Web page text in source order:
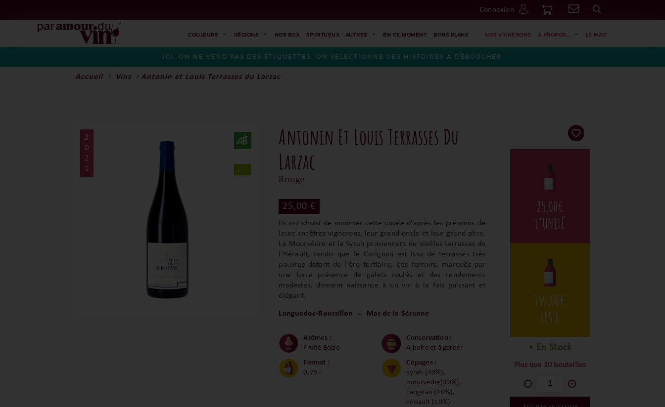
Connexion
Go
COULEURS RÉGIONS NOS BOX SPIRITUEUX - AUTRES EN CE MOMENT BONS PLANS NOS VIGNERONS À PROPOS... LE MAG'
ICI, ON NE VEND PAS DES ÉTIQUETTES. ON SÉLECTIONNE DES HISTOIRES À DÉBOUCHER
Accueil Vins Antonin et Louis Terrasses du Larzac
2
0
2
1
Antonin Et Louis Terrasses Du
Larzac
Rouge
25,00 €
Ils ont choisi de nommer cette cuvée d'après les prénoms de
leurs ancêtres vignerons, leur grand-oncle et leur grand-père.
Le Mourvèdre et la Syrah proviennent de vieilles terrasses de
l'Hérault, tandis que le Carignan est issu de terrasses très
pauvres datant de l'ère tertiaire. Ces terroirs, marqués par
une forte présence de galets roulés et des rendements
modestes, donnent naissance à un vin à la fois puissant et
élégant.
Languedoc-Roussillon Mas de la Séranne
Arômes :
Fruité Boisé
Conservation :
A boire et à garder
Format :
0,75 l
Cépages :
syrah (40%),
mourvèdre(30%),
carignan (20%),
cinsault (10%)
25,00€
L'UNITÉ
150,00€
LES 6
• En Stock
Plus que 10 bouteilles